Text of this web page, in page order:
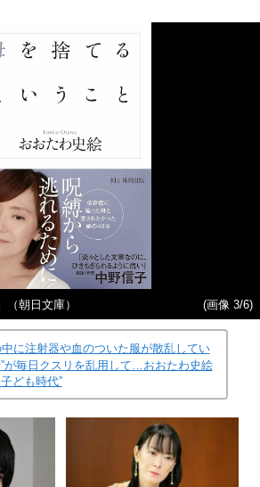
（朝日文庫） (画像 3/6)
中に注射器や血のついた服が散乱してい
が毎日クスリを乱用して…おおたわ史絵
ども時代”